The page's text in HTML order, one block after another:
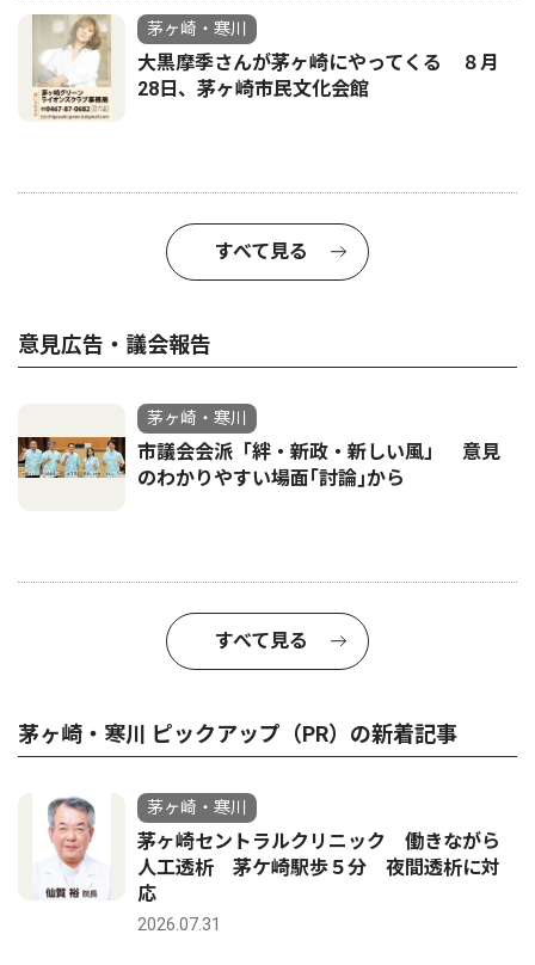
茅ヶ崎・寒川
大黒摩季さんが茅ヶ崎にやってくる ８月
28日、茅ヶ崎市民文化会館
すべて見る
意見広告・議会報告
茅ヶ崎・寒川
市議会会派「絆・新政・新しい風」 意見
のわかりやすい場面｢討論｣から
すべて見る
茅ヶ崎・寒川 ピックアップ（PR）の新着記事
茅ヶ崎・寒川
茅ヶ崎セントラルクリニック 働きながら
人工透析 茅ケ崎駅歩５分 夜間透析に対
応
2026.07.31